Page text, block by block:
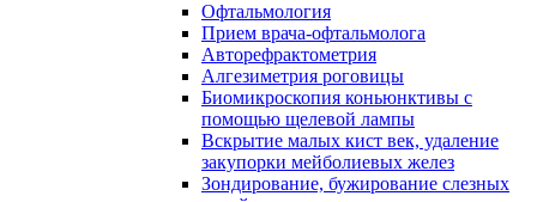
Офтальмология
Прием врача-офтальмолога
Авторефрактометрия
Алгезиметрия роговицы
Биомикроскопия коньюнктивы с
помощью щелевой лампы
Вскрытие малых кист век, удаление
закупорки мейболиевых желез
Зондирование, бужирование слезных